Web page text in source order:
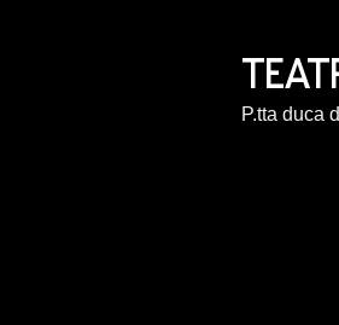
P.tta duca